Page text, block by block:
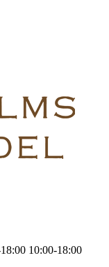
10:00-18:00